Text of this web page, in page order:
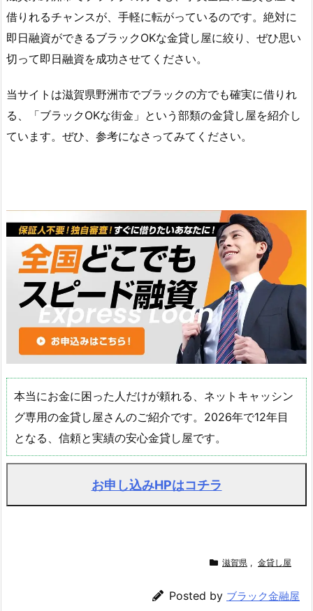
借りれるチャンスが、手軽に転がっているのです。絶対に
即日融資ができるブラックOKな金貸し屋に絞り、ぜひ思い
切って即日融資を成功させてください。
当サイトは滋賀県野洲市でブラックの方でも確実に借りれ
る、「ブラックOKな街金」という部類の金貸し屋を紹介し
ています。ぜひ、参考になさってみてください。
本当にお金に困った人だけが頼れる、ネットキャッシン
グ専用の金貸し屋さんのご紹介です。2026年で12年目
となる、信頼と実績の安心金貸し屋です。
お申し込みHPはコチラ
滋賀県 , 金貸し屋
Posted by ブラック金融屋